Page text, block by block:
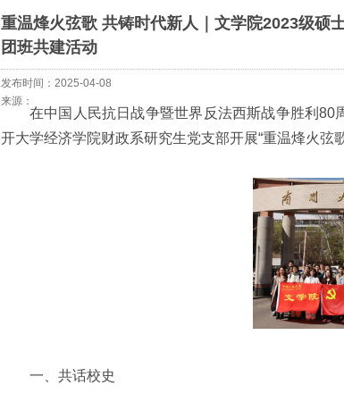
重温烽火弦歌 共铸时代新人｜文学院2023级硕
团班共建活动
发布时间：2025-04-08
来源：
在中国人民抗日战争暨世界反法西斯战争胜利
开大学经济学院财政系研究生党支部开展“重温烽火弦
一、共话校史